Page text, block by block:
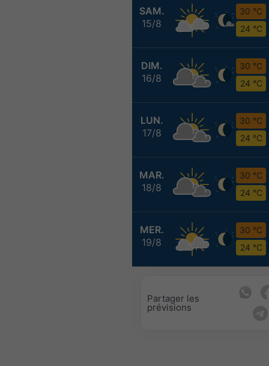
SAM.
15/8
30 °C
24 °C
DIM.
16/8
30 °C
24 °C
LUN.
17/8
30 °C
24 °C
MAR.
18/8
30 °C
24 °C
MER.
19/8
30 °C
24 °C
Partager les
prévisions